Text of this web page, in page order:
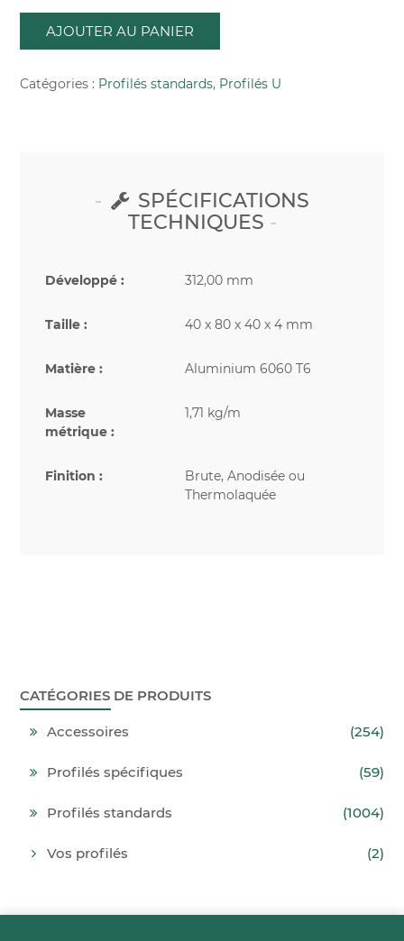
AJOUTER AU PANIER
Catégories : Profilés standards, Profilés U
SPÉCIFICATIONS
TECHNIQUES
Développé : 312,00 mm
Taille : 40 x 80 x 40 x 4 mm
Matière : Aluminium 6060 T6
Masse
métrique :
1,71 kg/m
Finition :
Brute, Anodisée ou
Thermolaquée
CATÉGORIES DE PRODUITS
Accessoires (254)
Profilés spécifiques (59)
Profilés standards (1004)
Vos profilés (2)